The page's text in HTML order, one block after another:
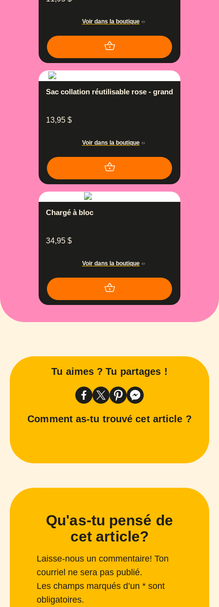
Voir dans la boutique
Sac collation réutilisable rose - grand
13,95 $
Voir dans la boutique
Chargé à bloc
34,95 $
Voir dans la boutique
Tu aimes ? Tu partages !
Comment as-tu trouvé cet article ?
Qu'as-tu pensé de
cet article?
Laisse-nous un commentaire! Ton
courriel ne sera pas publié.
Les champs marqués d’un * sont
obligatoires.